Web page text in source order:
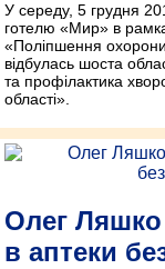
У середу, 5 грудня
готелю «Мир» в
«Поліпшення
відбулась шоста
та профілактика
області».
Олег Ляшко
в аптеки